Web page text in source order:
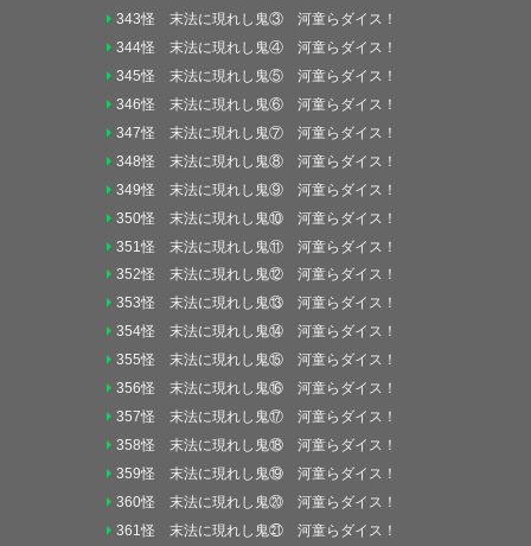
343怪 末法に現れし鬼③ 河童らダイス！
344怪 末法に現れし鬼④ 河童らダイス！
345怪 末法に現れし鬼⑤ 河童らダイス！
346怪 末法に現れし鬼⑥ 河童らダイス！
347怪 末法に現れし鬼⑦ 河童らダイス！
348怪 末法に現れし鬼⑧ 河童らダイス！
349怪 末法に現れし鬼⑨ 河童らダイス！
350怪 末法に現れし鬼⑩ 河童らダイス！
351怪 末法に現れし鬼⑪ 河童らダイス！
352怪 末法に現れし鬼⑫ 河童らダイス！
353怪 末法に現れし鬼⑬ 河童らダイス！
354怪 末法に現れし鬼⑭ 河童らダイス！
355怪 末法に現れし鬼⑮ 河童らダイス！
356怪 末法に現れし鬼⑯ 河童らダイス！
357怪 末法に現れし鬼⑰ 河童らダイス！
358怪 末法に現れし鬼⑱ 河童らダイス！
359怪 末法に現れし鬼⑲ 河童らダイス！
360怪 末法に現れし鬼⑳ 河童らダイス！
361怪 末法に現れし鬼㉑ 河童らダイス！